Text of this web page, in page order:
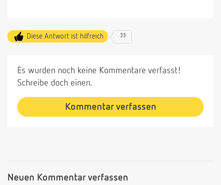
Diese Antwort ist hilfreich 33
Es wurden noch keine Kommentare verfasst!
Schreibe doch einen.
Kommentar verfassen
Neuen Kommentar verfassen